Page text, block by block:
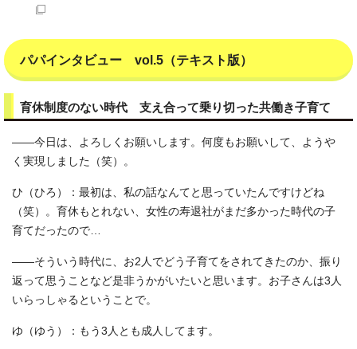
パパインタビュー vol.5（テキスト版）
育休制度のない時代 支え合って乗り切った共働き子育て
――今日は、よろしくお願いします。何度もお願いして、ようや
く実現しました（笑）。
ひ（ひろ）：最初は、私の話なんてと思っていたんですけどね
（笑）。育休もとれない、女性の寿退社がまだ多かった時代の子
育てだったので…
――そういう時代に、お2人でどう子育てをされてきたのか、振り
返って思うことなど是非うかがいたいと思います。お子さんは3人
いらっしゃるということで。
ゆ（ゆう）：もう3人とも成人してます。